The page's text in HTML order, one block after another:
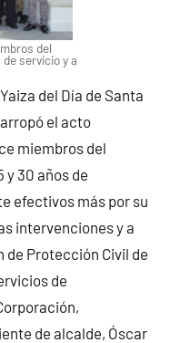
del
servicio y a
del Día de Santa
el acto
miembros del
y 30 años de
efectivos más por su
intervenciones y a
de Protección Civil de
de
de alcalde, Óscar